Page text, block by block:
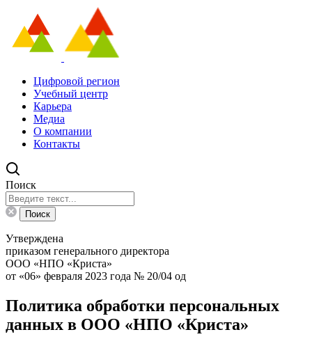
Цифровой регион
Учебный центр
Карьера
Медиа
О компании
Контакты
Поиск
Поиск
Утверждена
приказом генерального директора
ООО «НПО «Криста»
от «06» февраля 2023 года № 20/04 од
Политика обработки персональных
данных в ООО «НПО «Криста»